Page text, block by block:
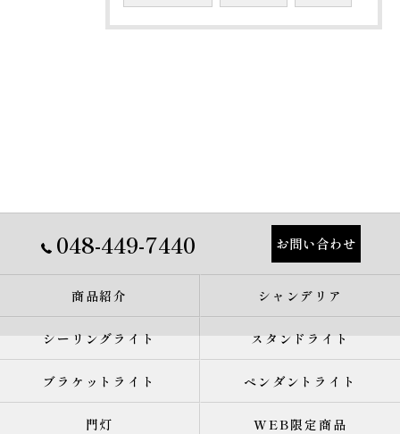
048-449-7440 お問い合わせ
商品紹介 シャンデリア
シーリングライト スタンドライト
ブラケットライト ペンダントライト
門灯 WEB限定商品